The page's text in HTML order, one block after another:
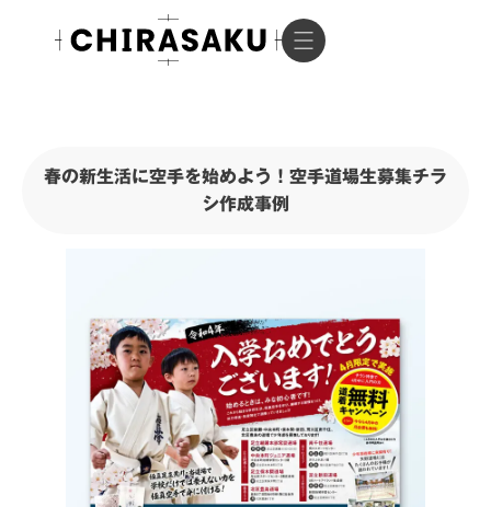
春の新生活に空手を始めよう！空手道場生募集チラ
シ作成事例